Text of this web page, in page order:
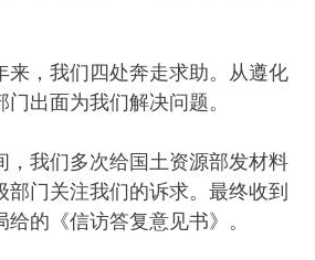
，我们四处奔走求助。从遵化
出面为我们解决问题。
我们多次给国土资源部发材料
部门关注我们的诉求。最终收到
的《信访答复意见书》。